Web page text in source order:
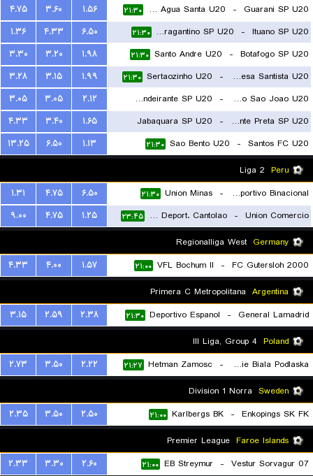
Guarani SP U20
-
EC Agua Santa U20 ۲۱:۳۰ ۱.۵۶ ۳.۶۰
۴.۷۵
Ituano SP U20
-
Red Bull Bragantino SP U20 ۲۱:۳۰ ۶.۵۰ ۴.۳۳
۱.۳۶
Botafogo SP U20
-
Santo Andre U20 ۲۱:۳۰ ۱.۹۸ ۳.۲۰
۳.۳۰
Portuguesa Santista U20
-
Sertaozinho U20 ۲۱:۳۰ ۱.۹۹ ۳.۱۵
۳.۲۸
Uniao Sao Joao U20
-
CA Bandeirante SP U20
۲۱:۳۰
۲.۱۲ ۳.۰۵
۳.۰۵
Ponte Preta SP U20
-
Jabaquara SP U20
۲۱:۳۰
۱.۶۵ ۳.۴۰
۴.۳۳
Santos FC U20
-
Sao Bento U20 ۲۱:۳۰ ۱.۱۳ ۶.۵۰
۱۳.۲۵
Peru
EM Deportivo Binacional
-
Union Minas ۲۱:۳۰ ۶.۵۰ ۴.۷۵
۱.۳۱
Union Comercio
-
Academia Deport. Cantolao ۲۳:۴۵ ۱.۲۵ ۴.۷۵
۹.۰۰
Germany
FC Gutersloh 2000
-
VFL Bochum II ۲۱:۰۰ ۱.۵۷ ۴.۰۰
۴.۳۳
Argentina
General Lamadrid
-
Deportivo Espanol ۲۱:۳۰ ۲.۳۸ ۲.۵۹
۳.۱۵
Poland
MKS Podlasie Biala Podlaska
-
Hetman Zamosc ۲۱:۲۷ ۲.۲۲ ۳.۵۰
۲.۷۳
Sweden
Enkopings SK FK
-
Karlbergs BK ۲۱:۰۰ ۲.۵۰ ۳.۵۰
۲.۳۵
Faroe Islands
07 Vestur Sorvagur
-
EB Streymur ۲۱:۰۰ ۲.۶۰ ۳.۳۰
۲.۳۳